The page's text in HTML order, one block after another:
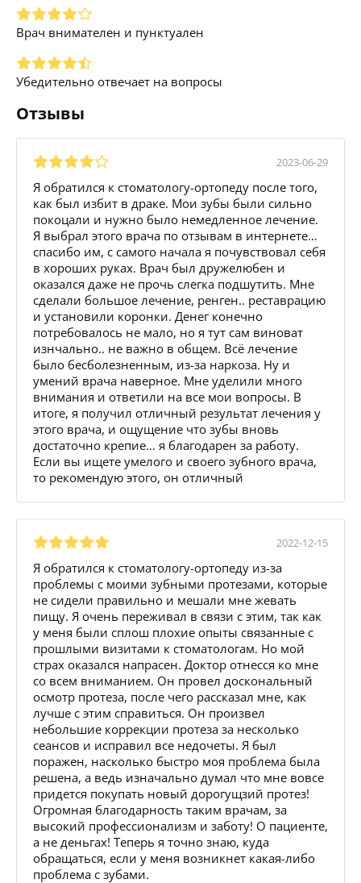
Врач внимателен и пунктуален
Убедительно отвечает на вопросы
Отзывы
2023-06-29
Я обратился к стоматологу-ортопеду после того,
как был избит в драке. Мои зубы были сильно
покоцали и нужно было немедленное лечение.
Я выбрал этого врача по отзывам в интернете…
спасибо им, с самого начала я почувствовал себя
в хороших руках. Врач был дружелюбен и
оказался даже не прочь слегка подшутить. Мне
сделали большое лечение, ренген.. реставрацию
и установили коронки. Денег конечно
потребовалось не мало, но я тут сам виноват
изнчально.. не важно в общем. Всё лечение
было бесболезненным, из-за наркоза. Ну и
умений врача наверное. Мне уделили много
внимания и ответили на все мои вопросы. В
итоге, я получил отличный результат лечения у
этого врача, и ощущение что зубы вновь
достаточно крепие… я благодарен за работу.
Если вы ищете умелого и своего зубного врача,
то рекомендую этого, он отличный
2022-12-15
Я обратился к стоматологу-ортопеду из-за
проблемы с моими зубными протезами, которые
не сидели правильно и мешали мне жевать
пищу. Я очень переживал в связи с этим, так как
у меня были сплош плохие опыты связанные с
прошлыми визитами к стоматологам. Но мой
страх оказался напрасен. Доктор отнесся ко мне
со всем вниманием. Он провел доскональный
осмотр протеза, после чего рассказал мне, как
лучше с этим справиться. Он произвел
небольшие коррекции протеза за несколько
сеансов и исправил все недочеты. Я был
поражен, насколько быстро моя проблема была
решена, а ведь изначально думал что мне вовсе
придется покупать новый дорогущзий протез!
Огромная благодарность таким врачам, за
высокий профессионализм и заботу! О пациенте,
а не деньгах! Теперь я точно знаю, куда
обращаться, если у меня возникнет какая-либо
проблема с зубами.